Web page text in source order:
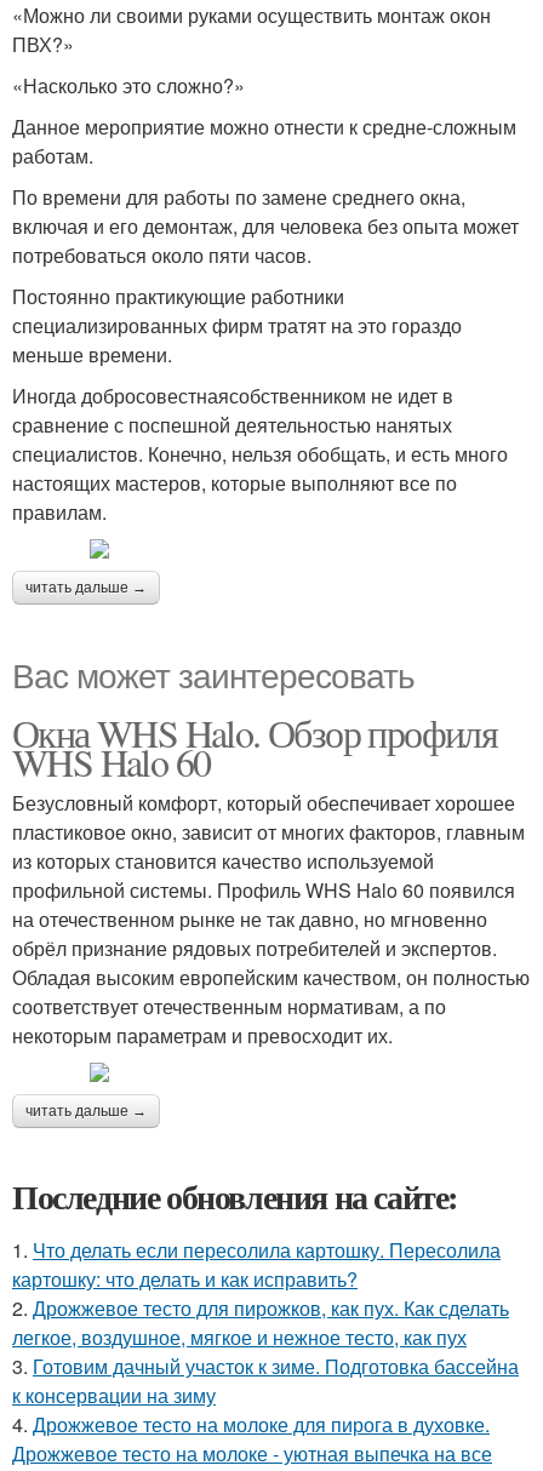
«Можно ли своими руками осуществить монтаж окон
ПВХ?»
«Насколько это сложно?»
Данное мероприятие можно отнести к средне-сложным
работам.
По времени для работы по замене среднего окна,
включая и его демонтаж, для человека без опыта может
потребоваться около пяти часов.
Постоянно практикующие работники
специализированных фирм тратят на это гораздо
меньше времени.
Иногда добросовестнаясобственником не идет в
сравнение с поспешной деятельностью нанятых
специалистов. Конечно, нельзя обобщать, и есть много
настоящих мастеров, которые выполняют все по
правилам.
читать дальше →
Вас может заинтересовать
Окна WHS Halo. Обзор профиля
WHS Halo 60
Безусловный комфорт, который обеспечивает хорошее
пластиковое окно, зависит от многих факторов, главным
из которых становится качество используемой
профильной системы. Профиль WHS Halo 60 появился
на отечественном рынке не так давно, но мгновенно
обрёл признание рядовых потребителей и экспертов.
Обладая высоким европейским качеством, он полностью
соответствует отечественным нормативам, а по
некоторым параметрам и превосходит их.
читать дальше →
Последние обновления на сайте:
1. Что делать если пересолила картошку. Пересолила
картошку: что делать и как исправить?
2. Дрожжевое тесто для пирожков, как пух. Как сделать
легкое, воздушное, мягкое и нежное тесто, как пух
3. Готовим дачный участок к зиме. Подготовка бассейна
к консервации на зиму
4. Дрожжевое тесто на молоке для пирога в духовке.
Дрожжевое тесто на молоке - уютная выпечка на все